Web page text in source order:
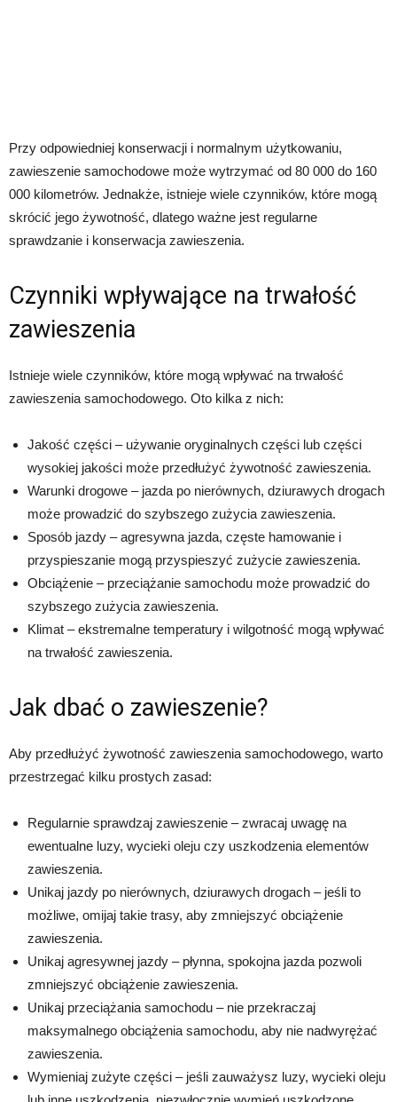
Przy odpowiedniej konserwacji i normalnym użytkowaniu,
zawieszenie samochodowe może wytrzymać od 80 000 do 160
000 kilometrów. Jednakże, istnieje wiele czynników, które mogą
skrócić jego żywotność, dlatego ważne jest regularne
sprawdzanie i konserwacja zawieszenia.
Czynniki wpływające na trwałość
zawieszenia
Istnieje wiele czynników, które mogą wpływać na trwałość
zawieszenia samochodowego. Oto kilka z nich:
Jakość części – używanie oryginalnych części lub części
wysokiej jakości może przedłużyć żywotność zawieszenia.
Warunki drogowe – jazda po nierównych, dziurawych drogach
może prowadzić do szybszego zużycia zawieszenia.
Sposób jazdy – agresywna jazda, częste hamowanie i
przyspieszanie mogą przyspieszyć zużycie zawieszenia.
Obciążenie – przeciążanie samochodu może prowadzić do
szybszego zużycia zawieszenia.
Klimat – ekstremalne temperatury i wilgotność mogą wpływać
na trwałość zawieszenia.
Jak dbać o zawieszenie?
Aby przedłużyć żywotność zawieszenia samochodowego, warto
przestrzegać kilku prostych zasad:
Regularnie sprawdzaj zawieszenie – zwracaj uwagę na
ewentualne luzy, wycieki oleju czy uszkodzenia elementów
zawieszenia.
Unikaj jazdy po nierównych, dziurawych drogach – jeśli to
możliwe, omijaj takie trasy, aby zmniejszyć obciążenie
zawieszenia.
Unikaj agresywnej jazdy – płynna, spokojna jazda pozwoli
zmniejszyć obciążenie zawieszenia.
Unikaj przeciążania samochodu – nie przekraczaj
maksymalnego obciążenia samochodu, aby nie nadwyrężać
zawieszenia.
Wymieniaj zużyte części – jeśli zauważysz luzy, wycieki oleju